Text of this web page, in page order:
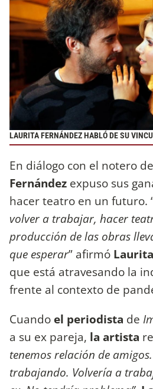
LAURITA FERNÁNDEZ HABLÓ DE SU
En diálogo con el notero de
Fernández expuso sus
hacer teatro en un futuro.
volver a trabajar, hacer
producción de las obras
que esperar” afirmó Laurita
que está atravesando la
frente al contexto de
Cuando el periodista de
a su ex pareja, la artista
tenemos relación de
trabajando. Volvería a